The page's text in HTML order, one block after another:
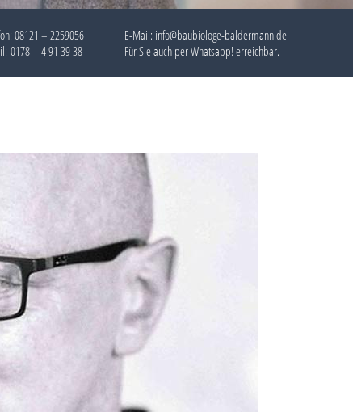
08121 – 2259056
0178 – 4 91 39 38
E-Mail: info@baubiologe-baldermann.de
Für Sie auch perWhatsapp!erreichbar.